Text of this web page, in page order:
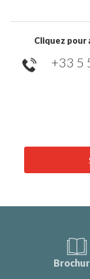
Cliquez pour
+33 5